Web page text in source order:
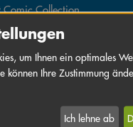
Comic Collection
große Lucky Luke Lexikon
um Ihnen ein optimales
können Ihre Zustimmung
Ich lehne ab